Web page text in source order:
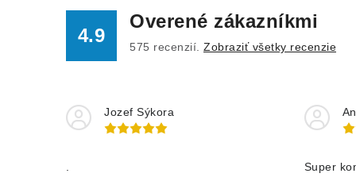
4.9
Overené zákazníkmi
575 recenzií. Zobraziť všetky recenzie
Jozef Sýkora
Super